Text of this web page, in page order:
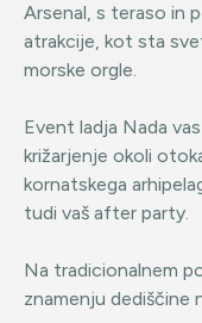
Arsenal, s teraso in
atrakcije, kot sta
morske orgle.
Event ladja Nada
križarjenje okoli
kornatskega
tudi vaš after party.
Na tradicionalnem
znamenju dediščine